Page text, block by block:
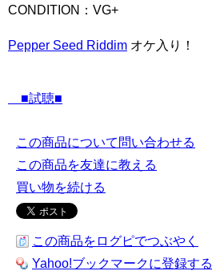
CONDITION：VG+
Pepper Seed Riddim オケ入り！
■試聴■
この商品について問い合わせる
この商品を友達に教える
買い物を続ける
この商品をログピでつぶやく
Yahoo!ブックマークに登録する